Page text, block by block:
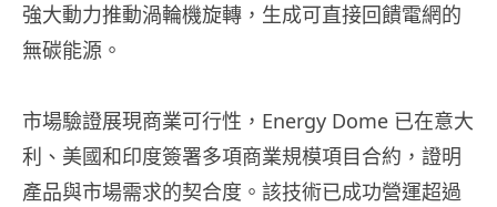
強大動力推動渦輪機旋轉，生成可直接回饋電網的
無碳能源。
市場驗證展現商業可行性，Energy Dome 已在意大
利、美國和印度簽署多項商業規模項目合約，證明
產品與市場需求的契合度。該技術已成功營運超過